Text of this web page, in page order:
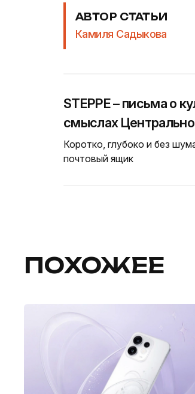
АВТОР СТАТЬИ
Камиля Садыкова
STEPPE – письма о
смыслах
Коротко, глубоко и без
почтовый ящик
ПОХОЖЕЕ